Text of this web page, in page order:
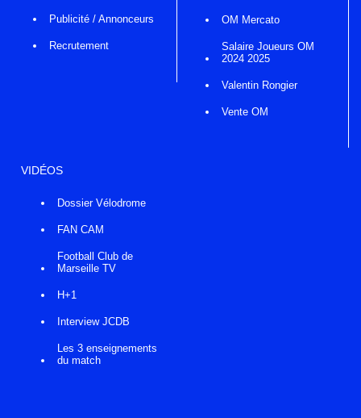
Publicité / Annonceurs
Recrutement
OM Mercato
Salaire Joueurs OM
2024 2025
Valentin Rongier
Vente OM
VIDÉOS
Dossier Vélodrome
FAN CAM
Football Club de
Marseille TV
H+1
Interview JCDB
Les 3 enseignements
du match